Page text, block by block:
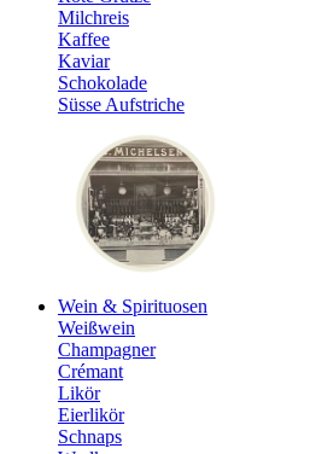
Milchreis
Kaffee
Kaviar
Schokolade
Süsse Aufstriche
Wein & Spirituosen
Weißwein
Champagner
Crémant
Likör
Eierlikör
Schnaps